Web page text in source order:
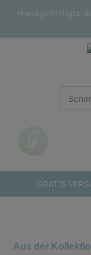
Handgefertigte
GRATIS
Aus der